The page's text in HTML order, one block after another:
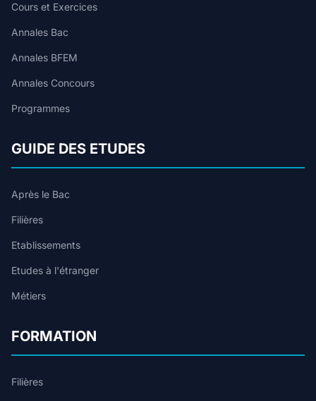
Cours et Exercices
Annales Bac
Annales BFEM
Annales Concours
Programmes
GUIDE DES ETUDES
Après le Bac
Filières
Etablissements
Etudes à l'étranger
Métiers
FORMATION
Filières